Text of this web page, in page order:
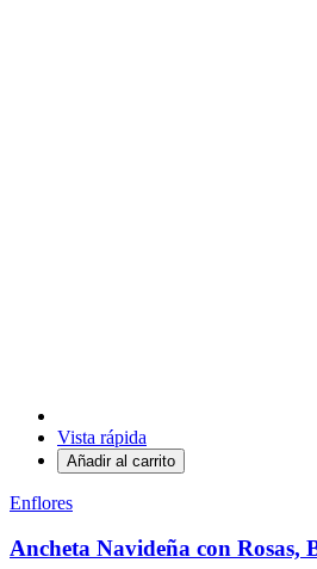
Vista rápida
Añadir al carrito
Enflores
Ancheta Navideña con Rosas,